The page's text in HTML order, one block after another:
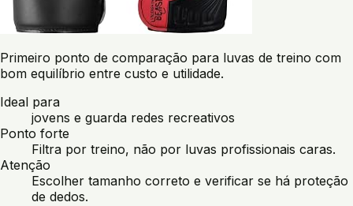
Primeiro ponto de comparação para luvas de treino com
bom equilíbrio entre custo e utilidade.
Ideal para
jovens e guarda redes recreativos
Ponto forte
Filtra por treino, não por luvas profissionais caras.
Atenção
Escolher tamanho correto e verificar se há proteção
de dedos.